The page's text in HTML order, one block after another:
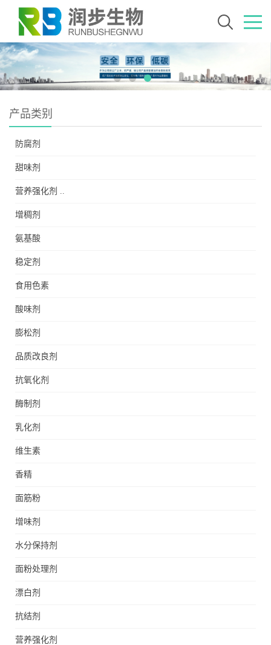
产品类别
防腐剂
甜味剂
营养强化剂 ..
增稠剂
氨基酸
稳定剂
食用色素
酸味剂
膨松剂
品质改良剂
抗氧化剂
酶制剂
乳化剂
维生素
香精
面筋粉
增味剂
水分保持剂
面粉处理剂
漂白剂
抗结剂
营养强化剂